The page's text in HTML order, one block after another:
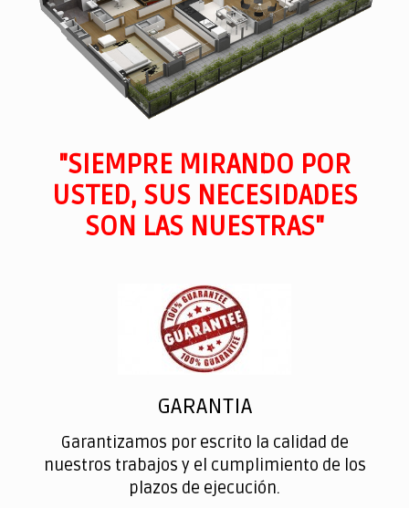
"SIEMPRE MIRANDO POR
USTED, SUS NECESIDADES
SON LAS NUESTRAS"
GARANTIA
Garantizamos por escrito la calidad de
nuestros trabajos y el cumplimiento de los
plazos de ejecución.